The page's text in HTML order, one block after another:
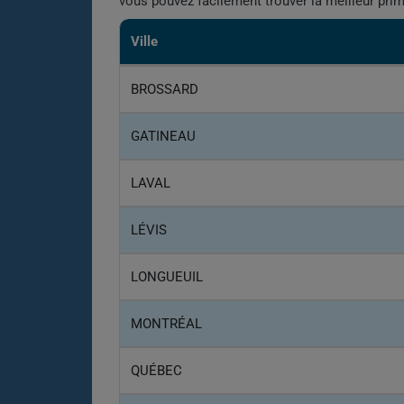
Ville
BROSSARD
GATINEAU
LAVAL
LÉVIS
LONGUEUIL
MONTRÉAL
QUÉBEC